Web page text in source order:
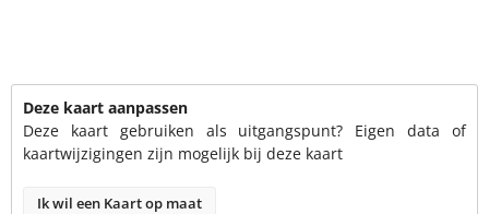
Deze kaart aanpassen
Deze kaart gebruiken als uitgangspunt? Eigen data of
kaartwijzigingen zijn mogelijk bij deze kaart
Ik wil een Kaart op maat